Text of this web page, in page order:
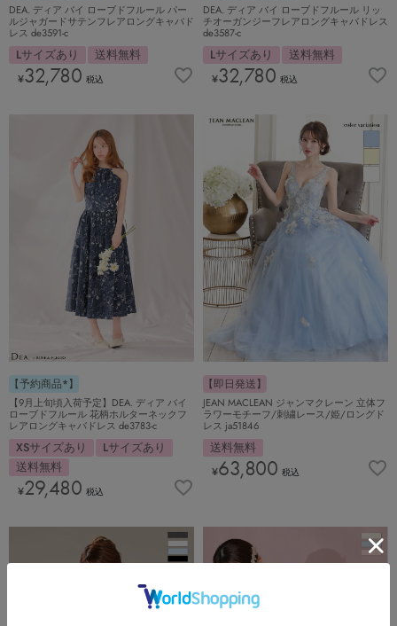
DEA. ディア バイ ローブドフルール パー
ルジャガードサテンフレアロングキャバド
レス de3591-c
Lサイズあり 送料無料
¥32,780 税込
DEA. ディア バイ ローブドフルール リッ
チオーガンジーフレアロングキャバドレス
de3587-c
Lサイズあり 送料無料
¥32,780 税込
【予約商品*】
【9月上旬頃入荷予定】DEA. ディア バイ
ローブドフルール 花柄ホルターネックフ
レアロングキャバドレス de3783-c
XSサイズあり
Lサイズあり
送料無料
¥29,480 税込
【即日発送】
JEAN MACLEAN ジャンマクレーン 立体フ
ラワーモチーフ/刺繍レース/姫/ロングド
レス ja51846
送料無料
¥63,800 税込